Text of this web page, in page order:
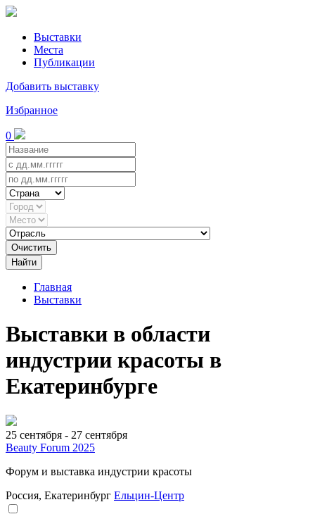
Выставки
Места
Публикации
Добавить выставку
Избранное
0
Очистить
Найти
Главная
Выставки
Выставки в области
индустрии красоты в
Екатеринбурге
25 сентября - 27 сентября
Beauty Forum 2025
Форум и выставка индустрии красоты
Россия, Екатеринбург Ельцин-Центр